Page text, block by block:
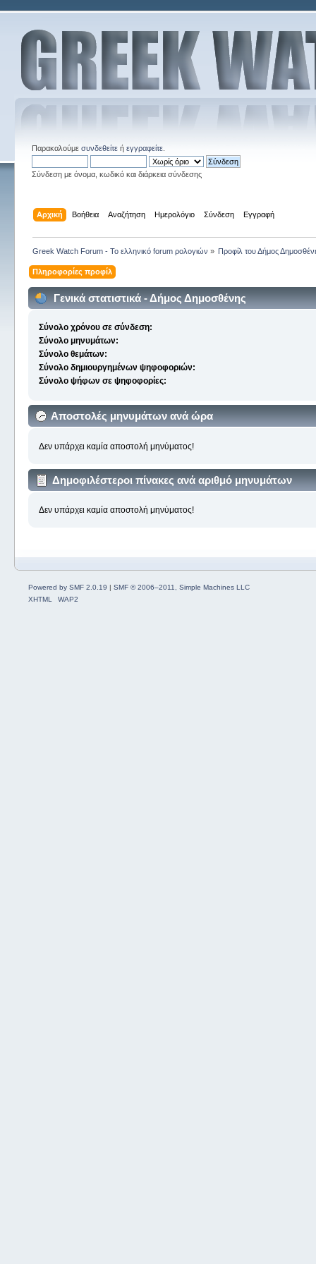
Παρακαλούμε συνδεθείτεή εγγραφείτε.
Σύνδεση με όνομα, κωδικό και διάρκεια σύνδεσης
Αρχική Βοήθεια Αναζήτηση Ημερολόγιο Σύνδεση Εγγραφή
Greek Watch Forum - Το ελληνικό forum ρολογιών » Προφίλ του Δήμος
Πληροφορίες προφίλ
Γενικά στατιστικά - Δήμος Δημοσθένης
Σύνολο χρόνου σε σύνδεση:
Σύνολο μηνυμάτων:
Σύνολο θεμάτων:
Σύνολο δημιουργημένων ψηφοφοριών:
Σύνολο ψήφων σε ψηφοφορίες:
Αποστολές μηνυμάτων ανά ώρα
Δεν υπάρχει καμία αποστολή μηνύματος!
Δημοφιλέστεροι πίνακες ανά αριθμό μηνυμάτων
Δεν υπάρχει καμία αποστολή μηνύματος!
Powered by SMF 2.0.19 | SMF © 2006–2011, Simple Machines LLC
XHTML
WAP2